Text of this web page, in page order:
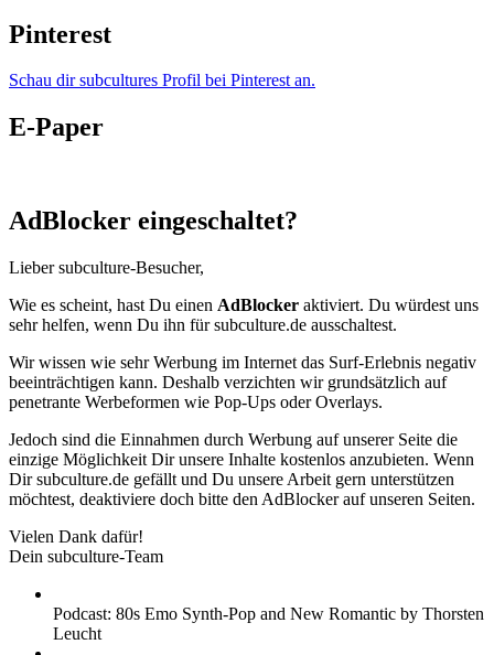
Pinterest
Schau dir subcultures Profil bei Pinterest an.
E-Paper
AdBlocker eingeschaltet?
Lieber subculture-Besucher,
Wie es scheint, hast Du einen AdBlocker aktiviert. Du würdest uns
sehr helfen, wenn Du ihn für subculture.de ausschaltest.
Wir wissen wie sehr Werbung im Internet das Surf-Erlebnis negativ
beeinträchtigen kann. Deshalb verzichten wir grundsätzlich auf
penetrante Werbeformen wie Pop-Ups oder Overlays.
Jedoch sind die Einnahmen durch Werbung auf unserer Seite die
einzige Möglichkeit Dir unsere Inhalte kostenlos anzubieten. Wenn
Dir subculture.de gefällt und Du unsere Arbeit gern unterstützen
möchtest, deaktiviere doch bitte den AdBlocker auf unseren Seiten.
Vielen Dank dafür!
Dein subculture-Team
Podcast: 80s Emo Synth-Pop and New Romantic by Thorsten
Leucht